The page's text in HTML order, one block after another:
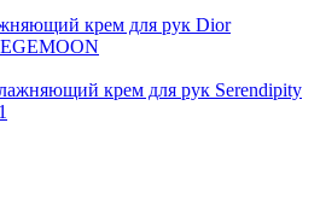
крем для рук Dior